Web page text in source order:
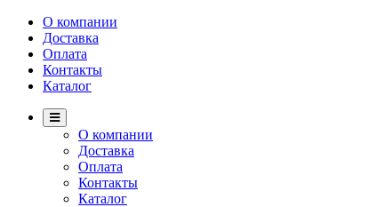
О компании
Доставка
Оплата
Контакты
Каталог
О компании
Доставка
Оплата
Контакты
Каталог